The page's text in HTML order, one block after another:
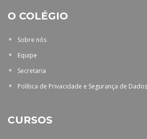
O COLÉGIO
Sobre nós
Equipe
Secretaria
Política de Privacidade e Segurança de Dados
CURSOS